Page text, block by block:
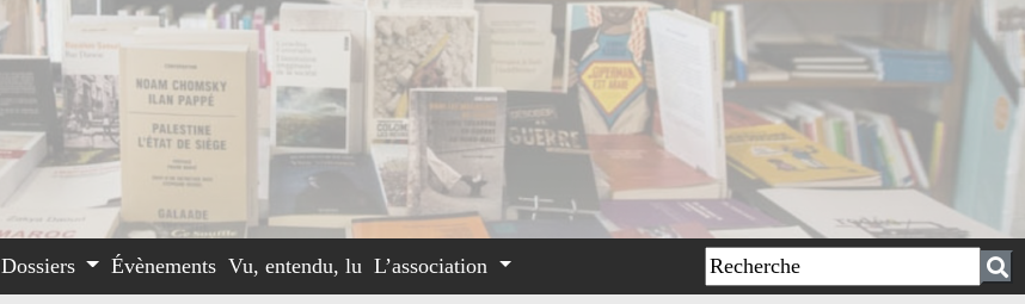
Dossiers Évènements Vu, entendu, lu L’association